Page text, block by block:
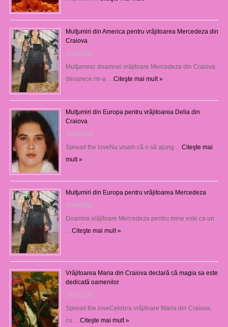
Mulţumiri din America pentru vrăjitoarea Mercedeza din
Craiova
10/08/2026
Mulţumesc doamnei vrăjitoare Mercedeza din Craiova
deoarece mi-a …Citeşte mai mult »
Mulţumiri din Europa pentru vrăjitoarea Delia din
Craiova
09/08/2026
Spread the loveNu visam că o să ajung …Citeşte mai
mult »
Mulţumiri din Europa pentru vrăjitoarea Mercedeza
09/08/2026
Doamna vrăjitoare Mercedeza pentru mine este ca un
…Citeşte mai mult »
Vrăjitoarea Maria din Craiova declară că magia sa este
dedicată oamenilor
09/08/2026
Spread the loveCelebra vrăjitoare Maria din Craiova,
cu …Citeşte mai mult »